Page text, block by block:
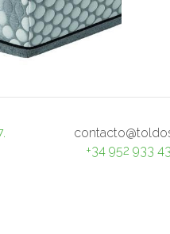
+34 952 933